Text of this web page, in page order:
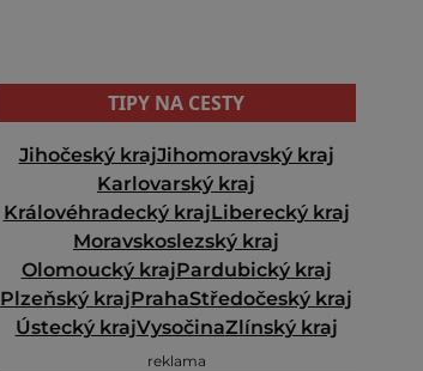
TIPY NA CESTY
Jihočeský krajJihomoravský kraj
Karlovarský kraj
Královéhradecký krajLiberecký kraj
Moravskoslezský kraj
Olomoucký krajPardubický kraj
Plzeňský krajPrahaStředočeský kraj
Ústecký krajVysočinaZlínský kraj
reklama